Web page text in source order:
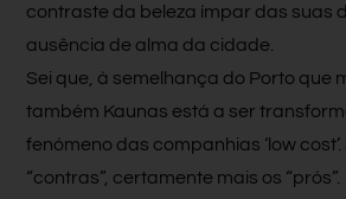
contraste da beleza ímpar das suas
ausência de alma da cidade.
Sei que, à semelhança do Porto que
também Kaunas está a ser
fenómeno das companhias ‘low
“contras”, certamente mais os “prós”.